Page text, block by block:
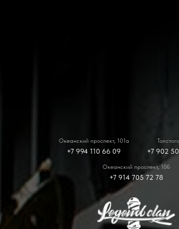
+7 902
+7 914 705 72 78
Океанский проспект, 10б
+7 994 110 66 09
Океанский проспект, 101а